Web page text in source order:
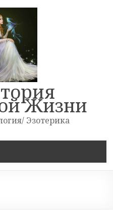
Жизни
Эзотерика